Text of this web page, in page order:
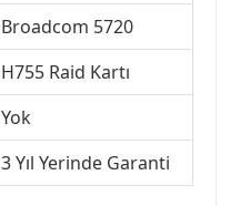
Broadcom 5720
H755 Raid Kartı
Yok
3 Yıl Yerinde Garanti